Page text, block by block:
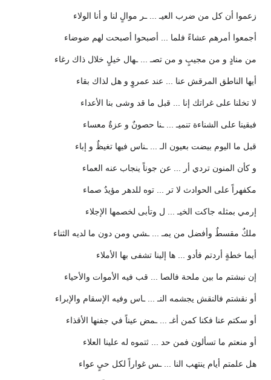
زعموا أن كل من ضرب العيـ ... ـر موالٍ لنا و أنا الولاء
أجمعوا أمرهم عشاءً فلما ... أصبحوا أصبحت لهم ضوضاء
من منادٍ و من مجيبٍ و من تصـ ... ـهال خيلٍ خلال ذاك رغاء
أيها الناطق المرقش عنا ... عند عمروٍ و هل لذاك بقاء
لا تخلنا على غراتك إنا ... قبل ما قد وشى بنا الأعداء
فبقينا على الشناءة تنميـ ... ـنا حصونٌ و عزةٌ معساء
قبل ما اليوم بيضت بعيون الـ ... ـناس فيها تغيظٌ و إباء
و كأن المنون تردي أر ... عن جوناً ينجاب عنه العماء
مكفهراً على الحوادث لا تر ... توه للدهر مؤيدٌ صماء
إرمي بمثله جاكت الخيـ ... ل وتأبى لخصمها الإجلاء
ملكٌ مقسطٌ وأفضل من يمـ ... ـشي ومن دون ما لديه الثناء
أيما خطةٍ أردتم فأدو ... ها إلينا تشفى بها الأملاء
إن نبشتم ما بين ملحة فالصا ... قب فيه الأموات والأحياء
أو نقشتم فالنقش يجشمه النـ ... ـاس وفيه الإسقام والإبراء
أو سكتم عنا فكنا كمن أغـ ... ـمض عيناً في جفنها الأقذاء
أو منعتم ما تسألون فمن حد ... ثتموه له علينا العلاء
هل علمتم أيام ينتهب النا ... ـس غواراً لكل حيٍ عواء